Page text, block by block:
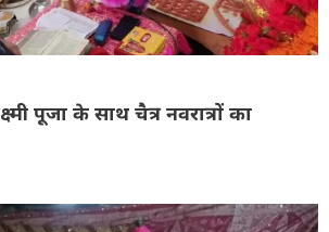
पूजा के साथ चैत्र नवरात्रों का